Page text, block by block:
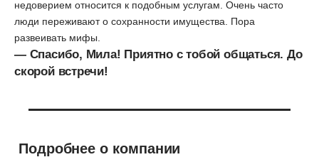
недоверием относится к подобным услугам. Очень часто
люди переживают о сохранности имущества. Пора
развеивать мифы.
— Спасибо, Мила! Приятно с тобой общаться. До
скорой встречи!
Подробнее о компании